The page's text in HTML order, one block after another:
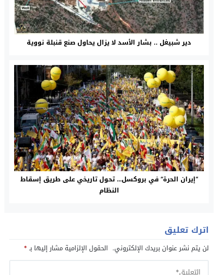
دير شبيغل .. بشار الأسد لا يزال يحاول صنع قنبلة نووية
“إيران الحرة” في بروكسل… تحول تاريخي على طريق إسقاط
النظام
اترك تعليق
لن يتم نشر عنوان بريدك الإلكتروني. الحقول الإلزامية مشار إليها بـ*